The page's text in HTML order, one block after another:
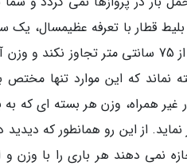
بلیط قطار با تعرفه عظیمسال،
به داخل قطار ببرید. البته مشروط بر اینکه ابعاد آن
البته نا گفته نماند که این موارد
همراه، وزن هر بسته ای که به
و ابعاد آن هم نباید از 2 متر تجاوز نماید. از
نمی دهند هر باری را با وزن